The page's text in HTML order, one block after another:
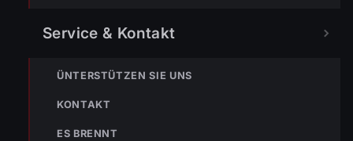
Service & Kontakt
ÜNTERSTÜTZEN SIE UNS
KONTAKT
ES BRENNT